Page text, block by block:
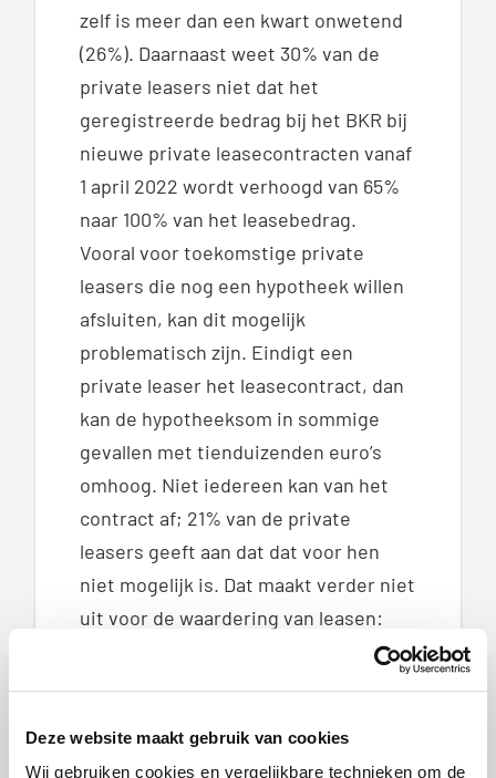
Deze website maakt gebruik van cookies
Wij gebruiken cookies en vergelijkbare technieken om de
zelf is meer dan een kwart onwetend
(26%). Daarnaast weet 30% van de
private leasers niet dat het
geregistreerde bedrag bij het BKR bij
nieuwe private leasecontracten vanaf
1 april 2022 wordt verhoogd van 65%
naar 100% van het leasebedrag.
Vooral voor toekomstige private
leasers die nog een hypotheek willen
afsluiten, kan dit mogelijk
problematisch zijn. Eindigt een
private leaser het leasecontract, dan
kan de hypotheeksom in sommige
gevallen met tienduizenden euro’s
omhoog. Niet iedereen kan van het
contract af; 21% van de private
leasers geeft aan dat dat voor hen
niet mogelijk is. Dat maakt verder niet
uit voor de waardering van leasen:
73% vindt het de kosten meer dan
dat is uitgevoerd door